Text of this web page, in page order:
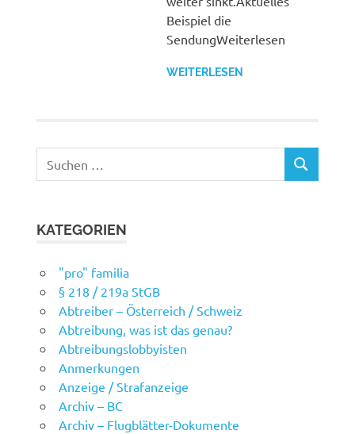
Beispiel die
SendungWeiterlesen
WEITERLESEN
nach:
SUCHEN
KATEGORIEN
"pro" familia
§ 218 / 219a StGB
Abtreiber – Österreich / Schweiz
Abtreibung, was ist das genau?
Abtreibungslobbyisten
Anmerkungen
Anzeige / Strafanzeige
Archiv – BC
Archiv – Flugblätter-Dokumente